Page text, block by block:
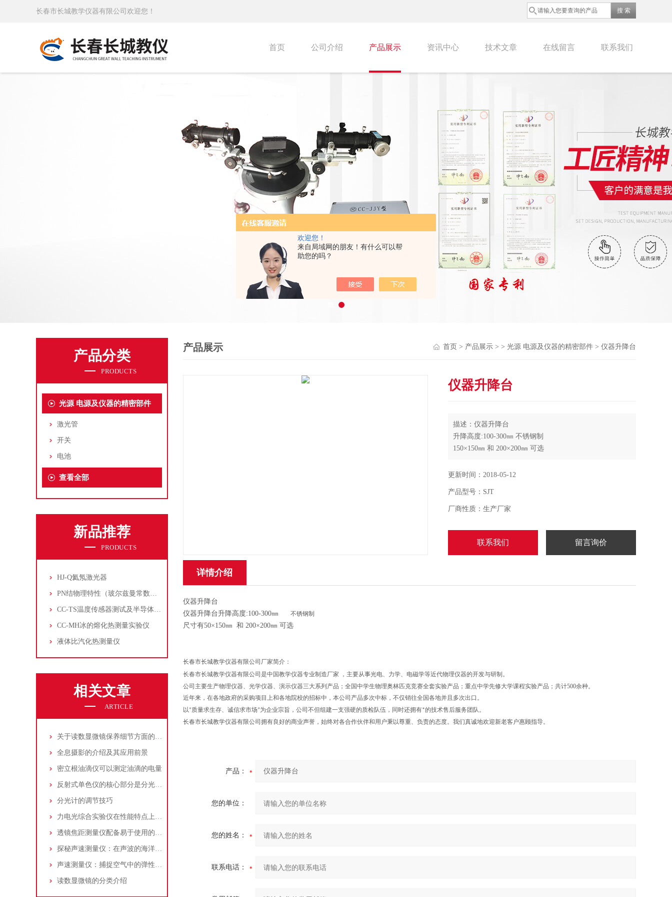
欢迎您！
来自局域网的朋友！有什么可以帮
助您的吗？
长春市长城教学仪器有限公司欢迎您！
首页 公司介绍 产品展示 资讯中心 技术文章 在线留言 联系我们
产品分类
PRODUCTS
光源 电源及仪器的精密部件
激光管
开关
电池
查看全部
新品推荐
PRODUCTS
HJ-Q氦氖激光器
PN结物理特性（玻尔兹曼常数测定仪）
CC-TS温度传感器测试及半导体致冷控温实验仪
CC-MH冰的熔化热测量实验仪
液体比汽化热测量仪
相关文章
ARTICLE
关于读数显微镜保养细节方面的问题
全息摄影的介绍及其应用前景
密立根油滴仪可以测定油滴的电量
反射式单色仪的核心部分是分光系统决定了仪器的性能和精度
分光计的调节技巧
力电光综合实验仪在性能特点上有什么亮点
透镜焦距测量仪配备易于使用的界面和自动化的测量流程
探秘声速测量仪：在声波的海洋中寻找“音速之谜”
声速测量仪：捕捉空气中的弹性脉搏与物质的内在属性
读数显微镜的分类介绍
产品展示 首页 > 产品展示 > > 光源 电源及仪器的精密部件 > 仪器升降台
仪器升降台
描述：仪器升降台
升降高度:100-300㎜ 不锈钢制
150×150㎜ 和 200×200㎜ 可选
更新时间：2018-05-12
产品型号：SJT
厂商性质：生产厂家
联系我们 留言询价
详情介绍
仪器升降台
仪器升降台升降高度:100-300㎜ 不锈钢制
尺寸有50×150㎜ 和 200×200㎜ 可选
长春市长城教学仪器有限公司 厂家简介：
长春市长城教学仪器有限公司是中国教学仪器专业制造厂家 ，主要从事光电、力学、电磁学等近代物理仪器的开发与研制。
公司主要生产物理仪器、光学仪器、演示仪器三大系列产品；全国中学生物理奥林匹克竞赛全套实验产品；重点中学先修大学课程实验产品；共计500余种。
近年来，在各地政府的采购项目上和各地院校的招标中，本公司产品多次中标，不仅销往全国各地并且多次出口。
以“质量求生存、诚信求市场”为企业宗旨，公司不但组建一支强硬的质检队伍，同时还拥有*的技术售后服务团队。
长春市长城教学仪器有限公司拥有良好的商业声誉，始终对各合作伙伴和用户秉以尊重、负责的态度。我们真诚地欢迎新老客户惠顾指导。
产品：
您的单位：
您的姓名：
联系电话：